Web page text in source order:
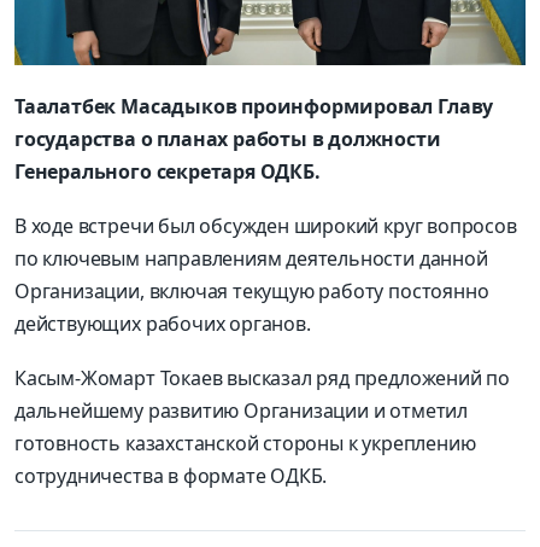
Таалатбек Масадыков проинформировал Главу
государства о планах работы в должности
Генерального секретаря ОДКБ.
В ходе встречи был обсужден широкий круг вопросов
по ключевым направлениям деятельности данной
Организации, включая текущую работу постоянно
действующих рабочих органов.
Касым-Жомарт Токаев высказал ряд предложений по
дальнейшему развитию Организации и отметил
готовность казахстанской стороны к укреплению
сотрудничества в формате ОДКБ.